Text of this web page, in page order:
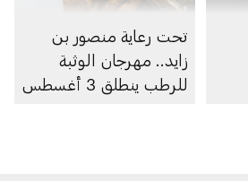
تحت رعاية منصور بن
زايد.. مهرجان الوثبة
للرطب ينطلق 3 أغسطس